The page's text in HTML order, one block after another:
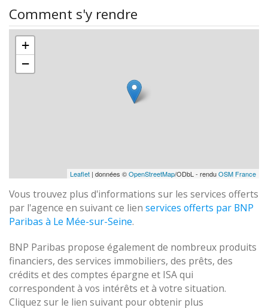
Comment s'y rendre
+
−
Leaflet | données ©OpenStreetMap/ODbL - renduOSM France
Vous trouvez plus d'informations sur les services offerts
par l'agence en suivant ce lien services offerts par BNP
Paribas à Le Mée-sur-Seine.
BNP Paribas propose également de nombreux produits
financiers, des services immobiliers, des prêts, des
crédits et des comptes épargne et ISA qui
correspondent à vos intérêts et à votre situation.
Cliquez sur le lien suivant pour obtenir plus